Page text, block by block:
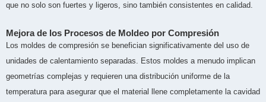
que no solo son fuertes y ligeros, sino también consistentes en calidad.
Mejora de los Procesos de Moldeo por Compresión
Los moldes de compresión se benefician significativamente del uso de
unidades de calentamiento separadas. Estos moldes a menudo implican
geometrías complejas y requieren una distribución uniforme de la
temperatura para asegurar que el material llene completamente la cavidad